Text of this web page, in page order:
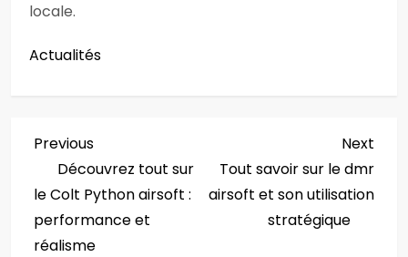
locale.
Actualités
N
a
v
Previous
Post
Previous
Découvrez tout sur
le Colt Python airsoft :
performance et
réalisme
Post
Next
Tout savoir sur le dmr
airsoft et son utilisation
stratégique